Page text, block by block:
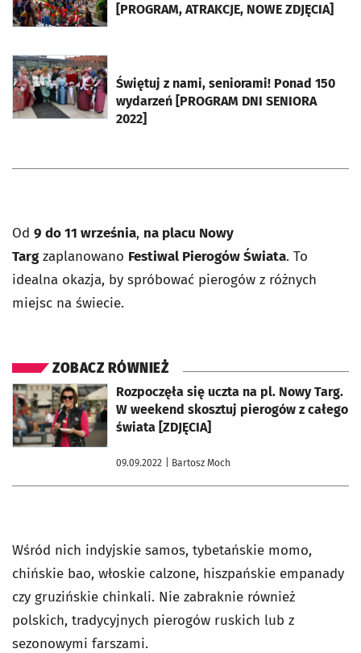
[PROGRAM, ATRAKCJE, NOWE ZDJĘCIA]
Świętuj z nami, seniorami! Ponad 150
wydarzeń [PROGRAM DNI SENIORA
2022]
otworzy się w nowej karcie
Od 9 do 11 września, na placu Nowy
Targzaplanowano Festiwal Pierogów Świata. To
idealna okazja, by spróbować pierogów z różnych
miejsc na świecie.
ZOBACZ RÓWNIEŻ
Rozpoczęła się uczta na pl. Nowy Targ.
W weekend skosztuj pierogów z całego
świata [ZDJĘCIA]
09.09.2022 | Bartosz Moch
otworzy się w nowej karcie
Wśród nich indyjskie samos, tybetańskie momo,
chińskie bao, włoskie calzone, hiszpańskie empanady
czy gruzińskie chinkali. Nie zabraknie również
polskich, tradycyjnych pierogów ruskich lub z
sezonowymi farszami.